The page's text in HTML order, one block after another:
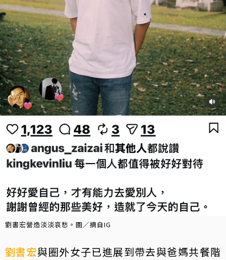
劉書宏營造淡淡哀愁。圖／摘自IG
劉書宏與圈外女子已進展到帶去與爸媽共餐階